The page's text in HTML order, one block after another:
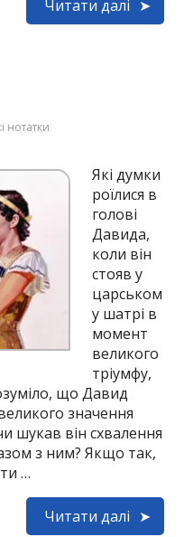
Читати далі
нотатки
Які думки
роїлися в
голові
Давида,
коли він
стояв у
царськом
у шатрі в
момент
великого
тріумфу,
що Давид
значення
шукав він схвалення
з ним? Якщо так,
…
Читати далі